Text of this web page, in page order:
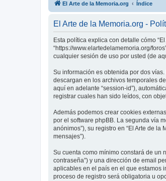
El Arte de la Memoria.org Índice
El Arte de la Memoria.org -
Esta política explica con detalle cómo
“https://www.elartedelamemoria.org/
cualquier sesión de uso por usted (de
Su información es obtenida por dos
descargan en los archivos temporales
aquí en adelante “session-id”),
registrar cuales han sido leídos, con
Además podemos crear cookies
por el software phpBB. La segunda vía
anónimos”), su registro en “El Arte de
mensajes”).
Su cuenta como mínimo constará de un
contraseña”) y una dirección de email
aplicables en el país en el que estamos
proceso de registro será obligatoria u